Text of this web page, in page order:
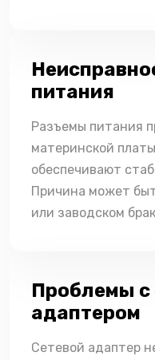
питания
Разъемы питания
материнской
обеспечивают
Причина может
или заводском
Проблемы с
адаптером
Сетевой адаптер